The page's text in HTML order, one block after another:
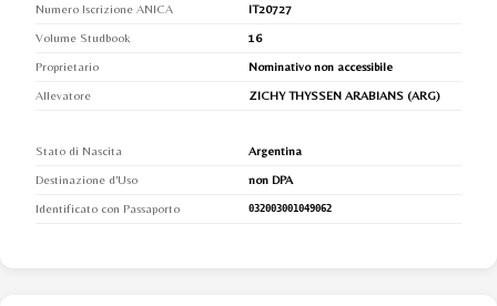
Numero Iscrizione ANICA
IT20727
Volume Studbook
16
Proprietario
Nominativo non accessibile
Allevatore
ZICHY THYSSEN ARABIANS (ARG)
Stato di Nascita
Argentina
Destinazione d'Uso
non DPA
Identificato con Passaporto
032003001049062